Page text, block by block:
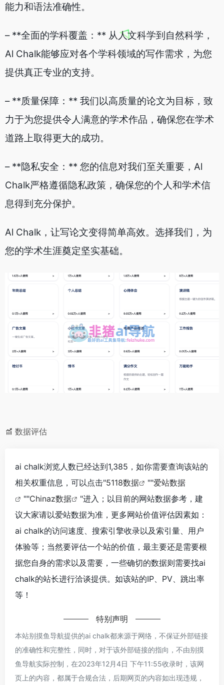
能力和语法准确性。
– **全面的学科覆盖：** 从人文科学到自然科学，
Al Chalk能够应对各个学科领域的写作需求，为您
提供真正专业的支持。
– **质量保障：** 我们以高质量的论文为目标，致
力于为您提供令人满意的学术作品，确保您在学术
道路上取得更大的成功。
– **隐私安全：** 您的信息对我们至关重要，Al
Chalk严格遵循隐私政策，确保您的个人和学术信
息得到充分保护。
Al Chalk，让写论文变得简单高效。选择我们，为
您的学术生涯奠定坚实基础。
数据评估
ai chalk浏览人数已经达到1,385，如你需要查询该站的
相关权重信息，可以点击"5118数据 ""爱站数据
""Chinaz数据
"进入；以目前的网站数据参考，建
议大家请以爱站数据为准，更多网站价值评估因素如：
ai chalk的访问速度、搜索引擎收录以及索引量、用户
体验等；当然要评估一个站的价值，最主要还是需要根
据您自身的需求以及需要，一些确切的数据则需要找ai
chalk的站长进行洽谈提供。如该站的IP、PV、跳出率
等！
特别声明
本站别摸鱼导航提供的ai chalk都来源于网络，不保证外部链接
的准确性和完整性，同时，对于该外部链接的指向，不由别摸
鱼导航实际控制，在2023年12月4日 下午11:55收录时，该网
页上的内容，都属于合规合法，后期网页的内容如出现违规，